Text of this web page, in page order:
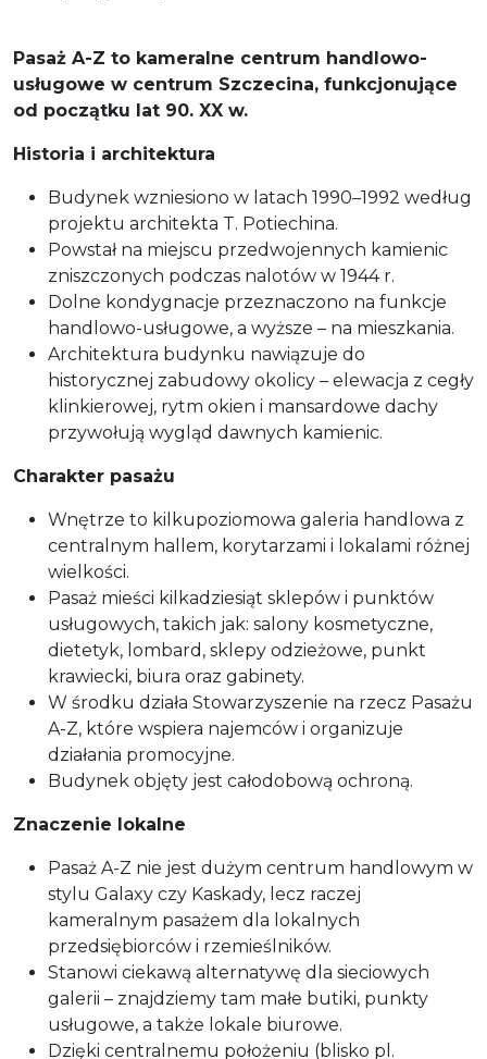
Pasaż A-Z to kameralne centrum handlowo-
usługowe w centrum Szczecina, funkcjonujące
od początku lat 90. XX w.
Historia i architektura
Budynek wzniesiono w latach 1990–1992 według
projektu architekta T. Potiechina.
Powstał na miejscu przedwojennych kamienic
zniszczonych podczas nalotów w 1944 r.
Dolne kondygnacje przeznaczono na funkcje
handlowo-usługowe, a wyższe – na mieszkania.
Architektura budynku nawiązuje do
historycznej zabudowy okolicy – elewacja z cegły
klinkierowej, rytm okien i mansardowe dachy
przywołują wygląd dawnych kamienic.
Charakter pasażu
Wnętrze to kilkupoziomowa galeria handlowa z
centralnym hallem, korytarzami i lokalami różnej
wielkości.
Pasaż mieści kilkadziesiąt sklepów i punktów
usługowych, takich jak: salony kosmetyczne,
dietetyk, lombard, sklepy odzieżowe, punkt
krawiecki, biura oraz gabinety.
W środku działa Stowarzyszenie na rzecz Pasażu
A-Z, które wspiera najemców i organizuje
działania promocyjne.
Budynek objęty jest całodobową ochroną.
Znaczenie lokalne
Pasaż A-Z nie jest dużym centrum handlowym w
stylu Galaxy czy Kaskady, lecz raczej
kameralnym pasażem dla lokalnych
przedsiębiorców i rzemieślników.
Stanowi ciekawą alternatywę dla sieciowych
galerii – znajdziemy tam małe butiki, punkty
usługowe, a także lokale biurowe.
Dzięki centralnemu położeniu (blisko pl.